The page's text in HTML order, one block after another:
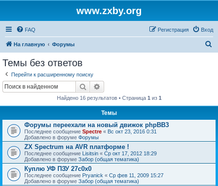
www.zxby.org
FAQ Вход
Регистрация
На главную Форумы
Темы без ответов
Перейти к расширенному поиску
Поиск
Найдено 16 результатов • Страница 1 из 1
Темы
Форумы переехали на новый движок phpBB3
Последнее сообщение Spectre « Вс окт 23, 2016 0:31
Добавлено в форуме Форумы
ZX Spectrum на AVR платформе !
Последнее сообщение Lisitsin « Ср окт 17, 2012 18:29
Добавлено в форуме Забор (общая тематика)
Куплю УФ ПЗУ 27с0х0
Последнее сообщение Pryanick « Ср фев 11, 2009 15:27
Добавлено в форуме Забор (общая тематика)